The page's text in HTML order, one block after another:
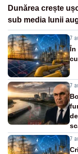
Dunărea crește
sub media lunii
7
În
7
7